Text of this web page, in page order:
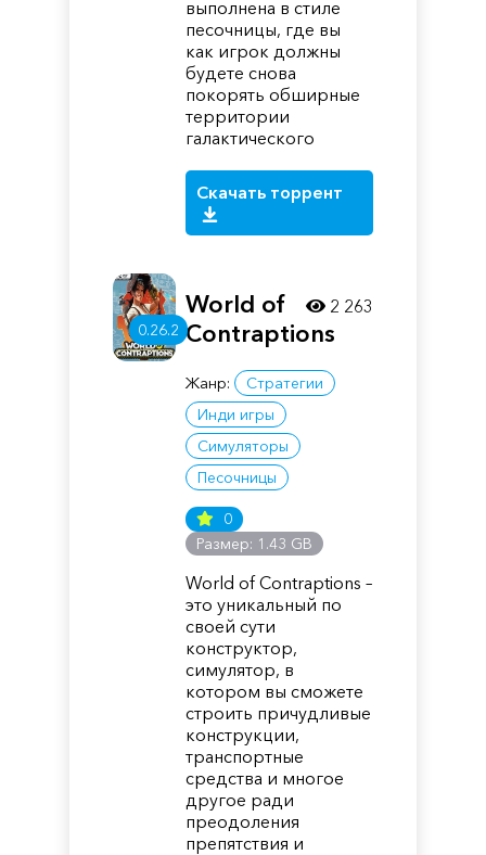
выполнена в стиле
песочницы, где вы
как игрок должны
будете снова
покорять обширные
территории
галактического
Скачать торрент
0.26.2
World of
Contraptions
Жанр:
Стратегии
Инди игры
Симуляторы
Песочницы
0
Размер: 1.43 GB
World of Contraptions –
это уникальный по
своей сути
конструктор,
симулятор, в
котором вы сможете
строить причудливые
конструкции,
транспортные
средства и многое
другое ради
преодоления
препятствия и
2 263